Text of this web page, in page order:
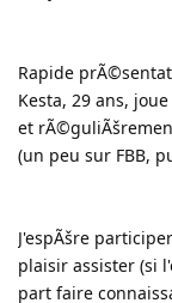
Rapide
Kesta, 29 ans,
et
(un peu sur FBB,
J'espÃšre
plaisir assister (si
part faire